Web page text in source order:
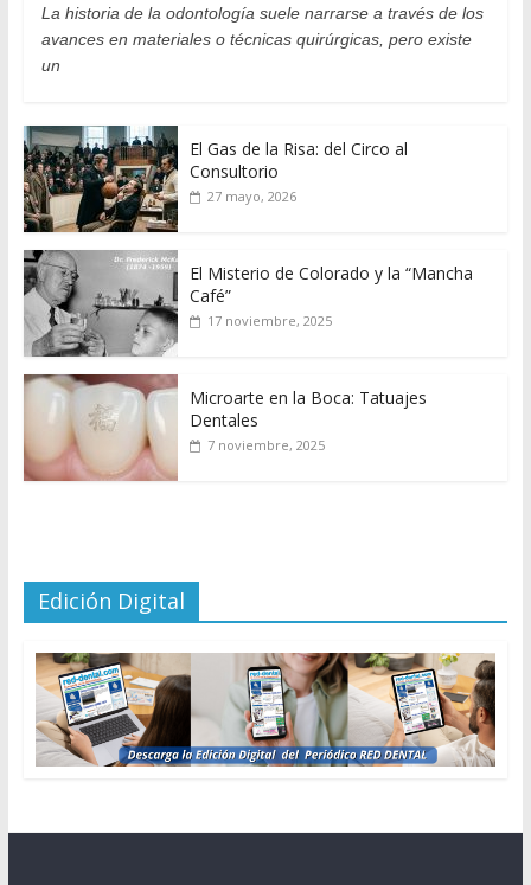
La historia de la odontología suele narrarse a través de los
avances en materiales o técnicas quirúrgicas, pero existe
un
El Gas de la Risa: del Circo al
Consultorio
27 mayo, 2026
El Misterio de Colorado y la “Mancha
Café”
17 noviembre, 2025
Microarte en la Boca: Tatuajes
Dentales
7 noviembre, 2025
Edición Digital